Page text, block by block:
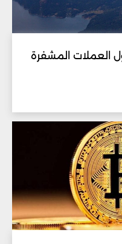
العملات المشفرة